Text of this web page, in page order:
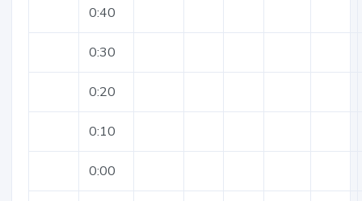
0:40
0:30
0:20
0:10
0:00